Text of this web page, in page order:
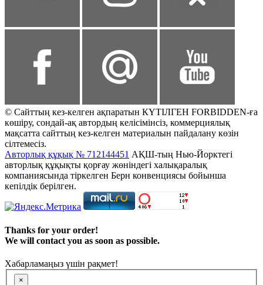
© Сайттың кез-келген ақпаратын КҮТІЛГЕН FORBIDDEN-ға
көшіру, сондай-ақ автордың келісімінсіз, коммерциялық
мақсатта сайттың кез-келген материалын пайдалану көзін
сілтемесіз.
Авторлық құқық № 712144451 АҚШ-тың Нью-Йорктегі
авторлық құқықты қорғау жөніндегі халықаралық
компаниясында тіркелген Берн конвенциясы бойынша
кепілдік берілген.
Thanks for your order!
We will contact you as soon as possible.
Хабарламаңыз үшін рақмет!
×